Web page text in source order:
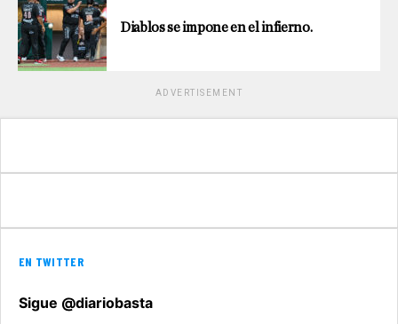
Diablos se impone en el infierno.
ADVERTISEMENT
EN TWITTER
Sigue @diariobasta